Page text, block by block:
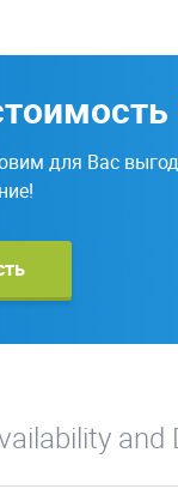
для Вас
and